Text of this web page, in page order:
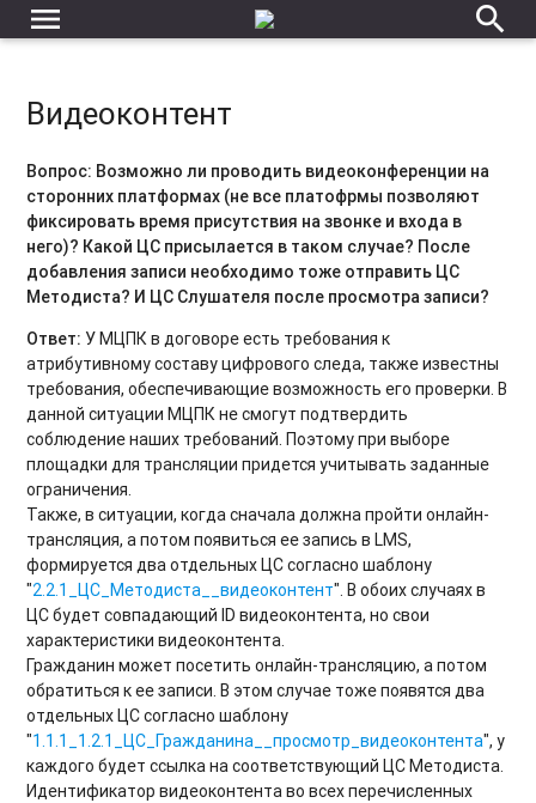
menu search
Видеоконтент
Вопрос: Возможно ли проводить видеоконференции на
сторонних платформах (не все платофрмы позволяют
фиксировать время присутствия на звонке и входа в
него)? Какой ЦС присылается в таком случае? После
добавления записи необходимо тоже отправить ЦС
Методиста? И ЦС Слушателя после просмотра записи?
Ответ: У МЦПК в договоре есть требования к
атрибутивному составу цифрового следа, также известны
требования, обеспечивающие возможность его проверки. В
данной ситуации МЦПК не смогут подтвердить
соблюдение наших требований. Поэтому при выборе
площадки для трансляции придется учитывать заданные
ограничения.
Также, в ситуации, когда сначала должна пройти онлайн-
трансляция, а потом появиться ее запись в LMS,
формируется два отдельных ЦС согласно шаблону
"2.2.1_ЦС_Методиста__видеоконтент". В обоих случаях в
ЦС будет совпадающий ID видеоконтента, но свои
характеристики видеоконтента.
Гражданин может посетить онлайн-трансляцию, а потом
обратиться к ее записи. В этом случае тоже появятся два
отдельных ЦС согласно шаблону
"1.1.1_1.2.1_ЦС_Гражданина__просмотр_видеоконтента", у
каждого будет ссылка на соответствующий ЦС Методиста.
Идентификатор видеоконтента во всех перечисленных